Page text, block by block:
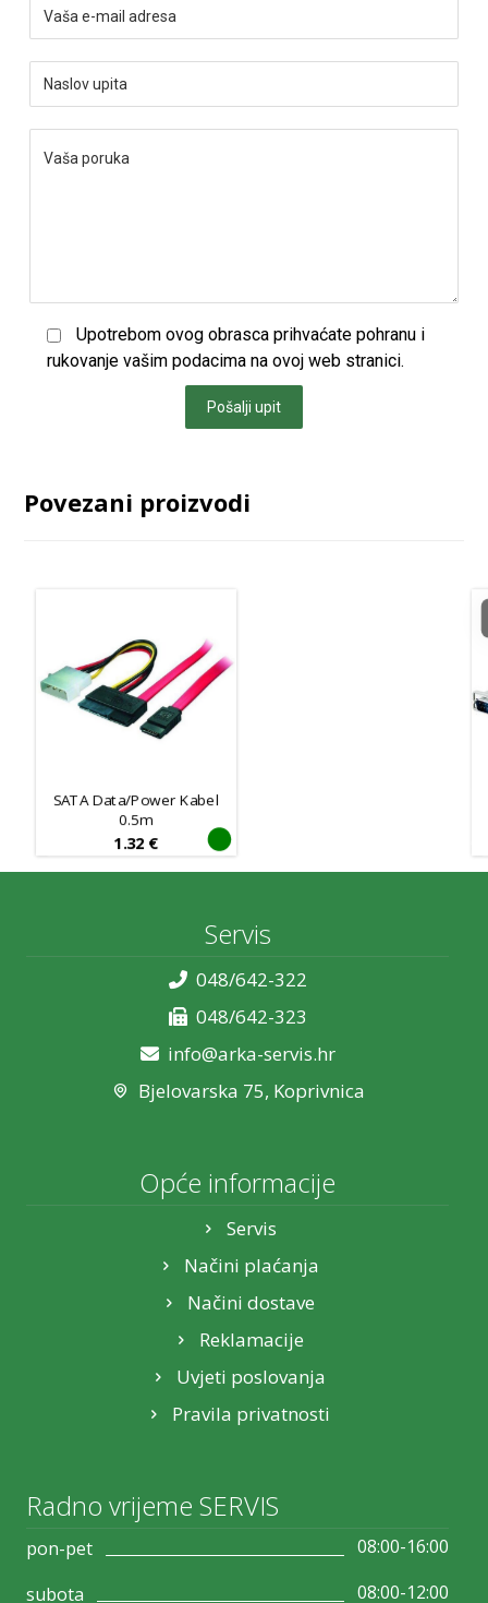
Upotrebom ovog obrasca prihvaćate pohranu i
rukovanje vašim podacima na ovoj web stranici.
Pošalji upit
Povezani proizvodi
SATA Data/Power Kabel
0.5m
1.32 €
Servis
048/642-322
048/642-323
info@arka-servis.hr
Bjelovarska 75, Koprivnica
Opće informacije
Servis
Načini plaćanja
Načini dostave
Reklamacije
Uvjeti poslovanja
Pravila privatnosti
Radno vrijeme SERVIS
pon-pet
08:00-16:00
subota
08:00-12:00